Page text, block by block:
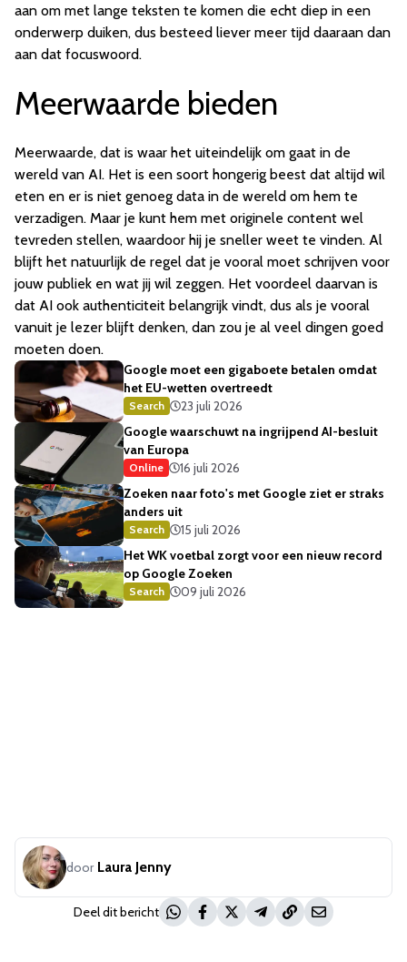
aan om met lange teksten te komen die echt diep in een
onderwerp duiken, dus besteed liever meer tijd daaraan dan
aan dat focuswoord.
Meerwaarde bieden
Meerwaarde, dat is waar het uiteindelijk om gaat in de
wereld van AI. Het is een soort hongerig beest dat altijd wil
eten en er is niet genoeg data in de wereld om hem te
verzadigen. Maar je kunt hem met originele content wel
tevreden stellen, waardoor hij je sneller weet te vinden. Al
blijft het natuurlijk de regel dat je vooral moet schrijven voor
jouw publiek en wat jij wil zeggen. Het voordeel daarvan is
dat AI ook authenticiteit belangrijk vindt, dus als je vooral
vanuit je lezer blijft denken, dan zou je al veel dingen goed
moeten doen.
Google moet een gigaboete betalen omdat
het EU-wetten overtreedt
Search
23 juli 2026
Google waarschuwt na ingrijpend AI-besluit
van Europa
Online
16 juli 2026
Zoeken naar foto's met Google ziet er straks
anders uit
Search
15 juli 2026
Het WK voetbal zorgt voor een nieuw record
op Google Zoeken
Search 09 juli 2026
door Laura Jenny
Deel dit bericht